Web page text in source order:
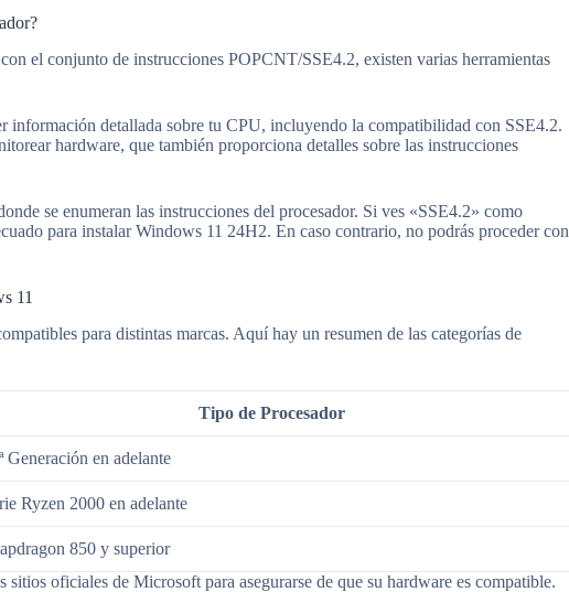
el conjunto de instrucciones POPCNT/SSE4.2, existen varias herramientas
información detallada sobre tu CPU, incluyendo la compatibilidad con SSE4.2.
hardware, que también proporciona detalles sobre las instrucciones
se enumeran las instrucciones del procesador. Si ves «SSE4.2» como
para instalar Windows 11 24H2. En caso contrario, no podrás proceder con
11
para distintas marcas. Aquí hay un resumen de las categorías de
Tipo de Procesador
Generación en adelante
Ryzen 2000 en adelante
850 y superior
sitios oficiales de Microsoft para asegurarse de que su hardware es compatible.